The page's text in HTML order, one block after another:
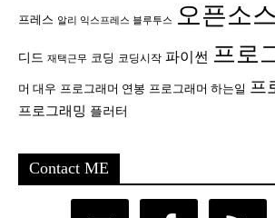
프레스 알리 익스프레스 블루투스 오픈소스
디드 재택근무 코딩 코딩시작 파이썬 프로
머 대우 프로그래머 연봉 프로그래머 하는일 프
프로그래밍 플러터
Contact ME